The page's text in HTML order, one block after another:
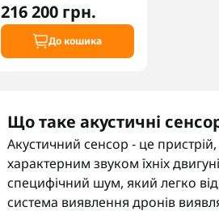
216 200 грн.
До кошика
Що таке акустичні
Акустичний сенсор - це
характерним звуком їхніх
специфічний шум, який легко
система виявлення дронів